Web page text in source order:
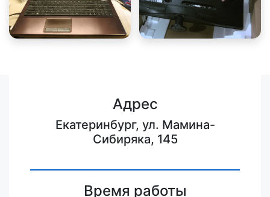
Адрес
Екатеринбург, ул. Мамина-
Сибиряка, 145
Время работы